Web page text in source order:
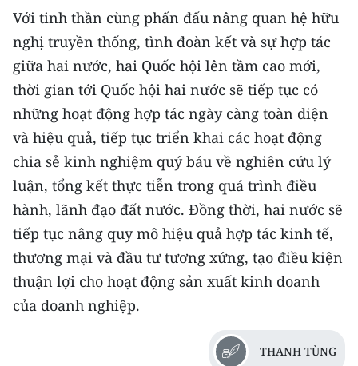
Với tinh thần cùng phấn đấu nâng quan hệ hữu
nghị truyền thống, tình đoàn kết và sự hợp tác
giữa hai nước, hai Quốc hội lên tầm cao mới,
thời gian tới Quốc hội hai nước sẽ tiếp tục có
những hoạt động hợp tác ngày càng toàn diện
và hiệu quả, tiếp tục triển khai các hoạt động
chia sẻ kinh nghiệm quý báu về nghiên cứu lý
luận, tổng kết thực tiễn trong quá trình điều
hành, lãnh đạo đất nước. Đồng thời, hai nước sẽ
tiếp tục nâng quy mô hiệu quả hợp tác kinh tế,
thương mại và đầu tư tương xứng, tạo điều kiện
thuận lợi cho hoạt động sản xuất kinh doanh
của doanh nghiệp.
THANH TÙNG